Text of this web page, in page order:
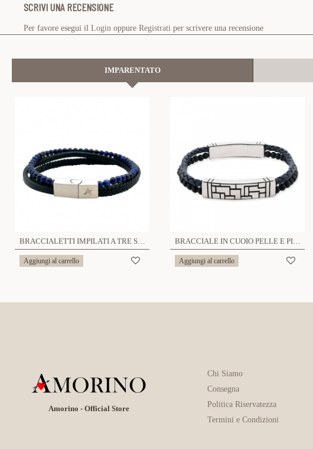
SCRIVI UNA RECENSIONE
Per favore esegui il Login oppure Registrati per scrivere una recensione
IMPARENTATO
BRACCIALETTI IMPILATI A TRE STRATI - KM241288A15
Aggiungi al carrello
BRACCIALE IN CUOIO PELLE E PIETRA - KM241808A21
Aggiungi al carrello
Amorino - Official Store
Chi Siamo
Consegna
Politica Riservatezza
Termini e Condizioni